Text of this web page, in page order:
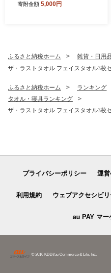
個包装 パスタ スナック 塩味
寄附金額 5,000円
ふるさと納税ホーム 雑貨・日用
ザ・ラストタオル フェイスタオル3枚
ふるさと納税ホーム ランキング
タオル・寝具ランキング
ザ・ラストタオル フェイスタオル3枚
プライバシーポリシー 運
利用規約 ウェブアクセシビ
au PAY マー
© 2016 KDDI/au Commerce & Life, Inc.